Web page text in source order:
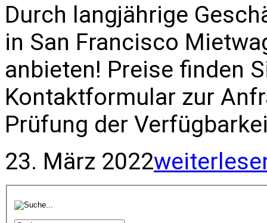
Durch langjährige
in San Francisco
anbieten! Preise finden
Kontaktformular zur
Prüfung der
23. März 2022